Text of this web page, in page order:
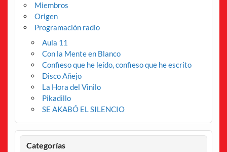
Miembros
Origen
Programación radio
Aula 11
Con la Mente en Blanco
Confieso que he leído, confieso que he escrito
Disco Añejo
La Hora del Vinilo
Pikadillo
SE AKABÓ EL SILENCIO
Categorías